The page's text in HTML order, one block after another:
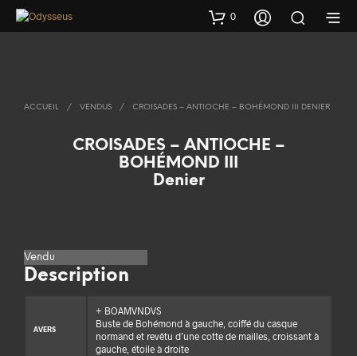
0
ACCUEIL / VENDUS / CROISADES – ANTIOCHE – BOHÉMOND III DENIER
CROISADES – ANTIOCHE –
BOHÉMOND III
Denier
Vendu
Description
AVERS
+ BOAMVNDVS
Buste de Bohémond à gauche, coiffé du casque
normand et revêtu d’une cotte de mailles, croissant à
gauche, étoile à droite